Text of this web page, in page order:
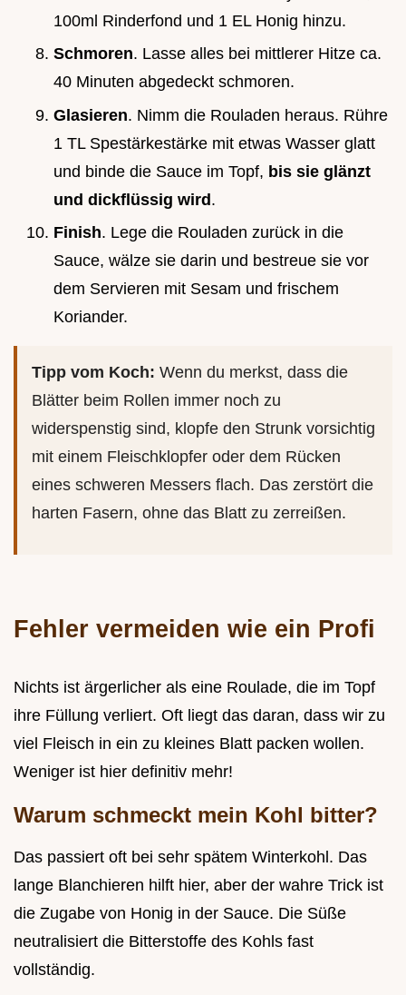
100ml Rinderfond und 1 EL Honig hinzu.
Schmoren. Lasse alles bei mittlerer Hitze ca.
40 Minuten abgedeckt schmoren.
Glasieren. Nimm die Rouladen heraus. Rühre
1 TL Spestärkestärke mit etwas Wasser glatt
und binde die Sauce im Topf, bis sie glänzt
und dickflüssig wird.
Finish. Lege die Rouladen zurück in die
Sauce, wälze sie darin und bestreue sie vor
dem Servieren mit Sesam und frischem
Koriander.
Tipp vom Koch: Wenn du merkst, dass die
Blätter beim Rollen immer noch zu
widerspenstig sind, klopfe den Strunk vorsichtig
mit einem Fleischklopfer oder dem Rücken
eines schweren Messers flach. Das zerstört die
harten Fasern, ohne das Blatt zu zerreißen.
Fehler vermeiden wie ein Profi
Nichts ist ärgerlicher als eine Roulade, die im Topf
ihre Füllung verliert. Oft liegt das daran, dass wir zu
viel Fleisch in ein zu kleines Blatt packen wollen.
Weniger ist hier definitiv mehr!
Warum schmeckt mein Kohl bitter?
Das passiert oft bei sehr spätem Winterkohl. Das
lange Blanchieren hilft hier, aber der wahre Trick ist
die Zugabe von Honig in der Sauce. Die Süße
neutralisiert die Bitterstoffe des Kohls fast
vollständig.